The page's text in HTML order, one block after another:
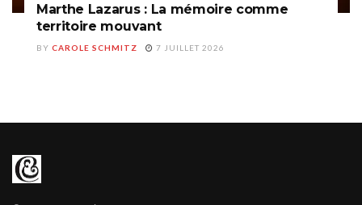
Marthe Lazarus : La mémoire comme
territoire mouvant
BY CAROLE SCHMITZ 7 JUILLET 2026